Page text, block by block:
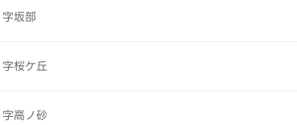
字坂部
字桜ケ丘
字高ノ砂